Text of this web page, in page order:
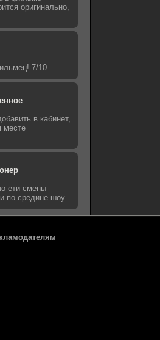
оригинально,
7/10
в кабинет,
месте
ети смены
по средине шоу